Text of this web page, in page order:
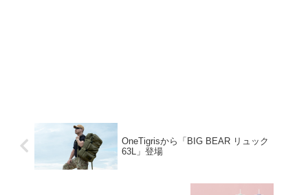
OneTigrisから「BIG BEAR リュック
63L」登場